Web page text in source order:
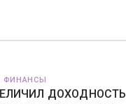
ФИНАНСЫ
ДОХОДНОСТЬ